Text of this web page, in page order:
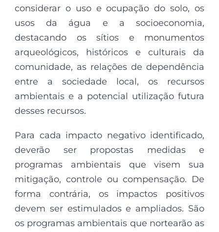
considerar o uso e ocupação do solo, os
usos da água e a socioeconomia,
destacando os sítios e monumentos
arqueológicos, históricos e culturais da
comunidade, as relações de dependência
entre a sociedade local, os recursos
ambientais e a potencial utilização futura
desses recursos.
Para cada impacto negativo identificado,
deverão ser propostas medidas e
programas ambientais que visem sua
mitigação, controle ou compensação. De
forma contrária, os impactos positivos
devem ser estimulados e ampliados. São
os programas ambientais que nortearão as